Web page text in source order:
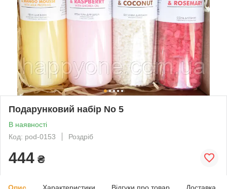
Подарунковий набір No 5
В наявності
Код: pod-0153
Роздріб
444 ₴
Опис Характеристики Відгуки про товар Доставка